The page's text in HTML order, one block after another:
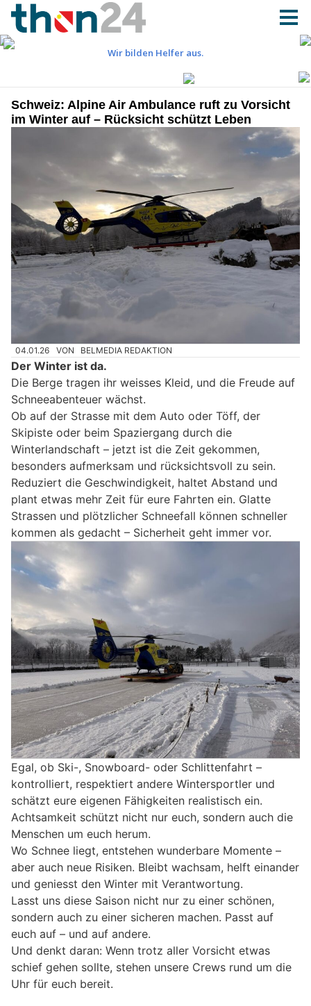
Schweiz: Alpine Air Ambulance ruft zu Vorsicht
im Winter auf – Rücksicht schützt Leben
04.01.26 VON BELMEDIA REDAKTION
Der Winter ist da.
Die Berge tragen ihr weisses Kleid, und die Freude auf
Schneeabenteuer wächst.
Ob auf der Strasse mit dem Auto oder Töff, der
Skipiste oder beim Spaziergang durch die
Winterlandschaft – jetzt ist die Zeit gekommen,
besonders aufmerksam und rücksichtsvoll zu sein.
Reduziert die Geschwindigkeit, haltet Abstand und
plant etwas mehr Zeit für eure Fahrten ein. Glatte
Strassen und plötzlicher Schneefall können schneller
kommen als gedacht – Sicherheit geht immer vor.
Egal, ob Ski-, Snowboard- oder Schlittenfahrt –
kontrolliert, respektiert andere Wintersportler und
schätzt eure eigenen Fähigkeiten realistisch ein.
Achtsamkeit schützt nicht nur euch, sondern auch die
Menschen um euch herum.
Wo Schnee liegt, entstehen wunderbare Momente –
aber auch neue Risiken. Bleibt wachsam, helft einander
und geniesst den Winter mit Verantwortung.
Lasst uns diese Saison nicht nur zu einer schönen,
sondern auch zu einer sicheren machen. Passt auf
euch auf – und auf andere.
Und denkt daran: Wenn trotz aller Vorsicht etwas
schief gehen sollte, stehen unsere Crews rund um die
Uhr für euch bereit.